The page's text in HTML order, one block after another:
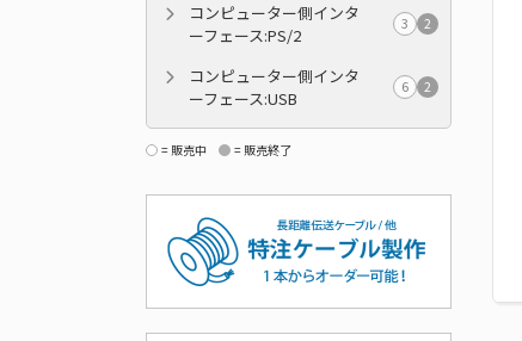
コンピューター側インタ
ーフェース:PS/2
3 2
コンピューター側インタ
ーフェース:USB
6 2
= 販売中 = 販売終了